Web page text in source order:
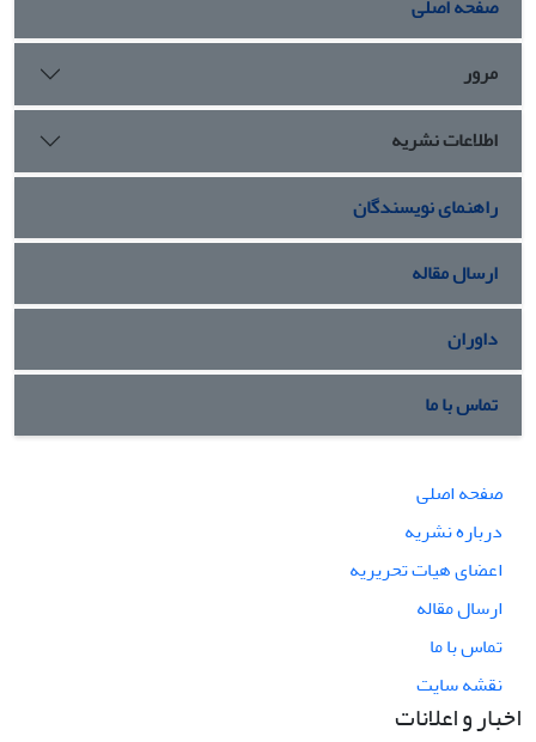
بیشتر دروس معارف لازم و ضروری به نظر می‌رسد.
مرور
اطلاعات نشریه
راهنمای نویسندگان
ارسال مقاله
داوران
تماس با ما
صفحه اصلی
درباره نشریه
اعضای هیات تحریریه
ارسال مقاله
تماس با ما
نقشه سایت
اخبار و اعلانات